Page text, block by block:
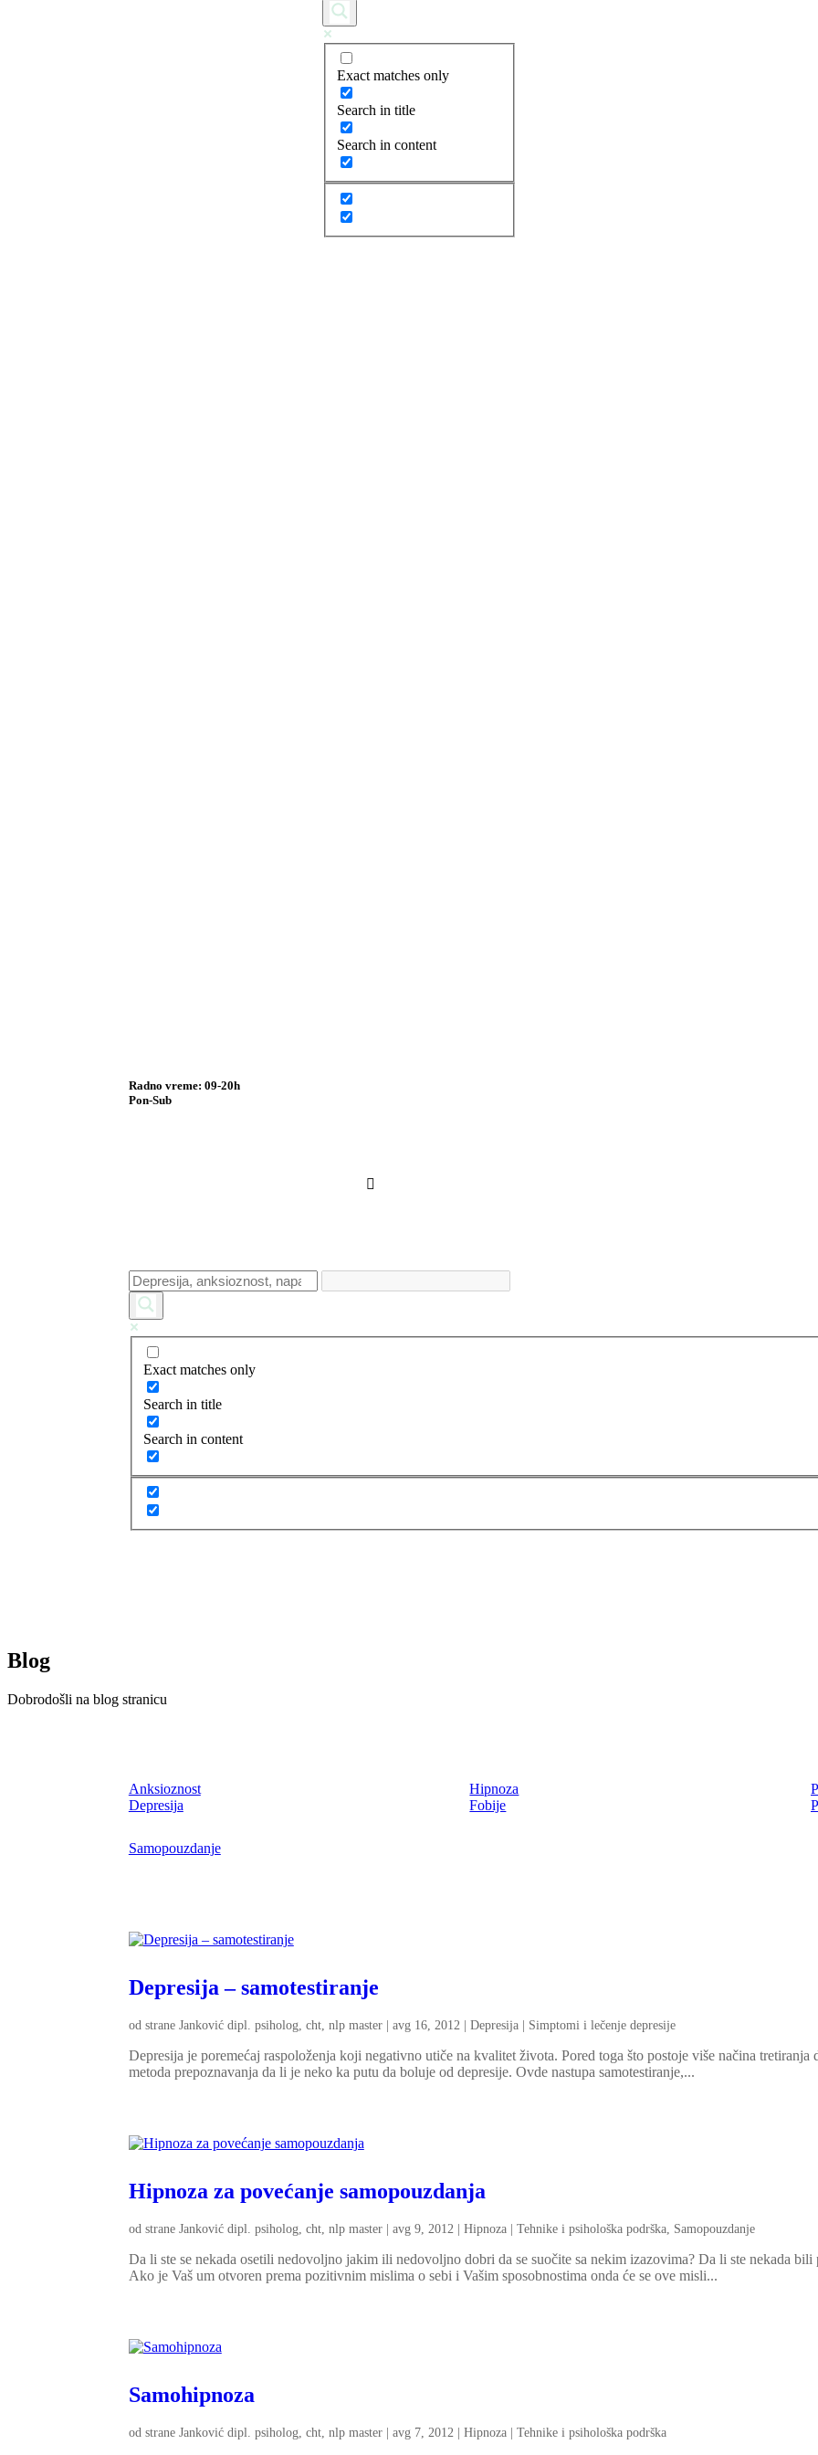
Exact matches only
Search in title
Search in content
Radno vreme: 09-20h
Pon-Sub

Exact matches only
Search in title
Search in content
Blog
Dobrodošli na blog stranicu
Anksioznost
Depresija
Samopouzdanje
Hipnoza
Fobije
Depresija – samotestiranje
od strane Janković dipl. psiholog, cht, nlp master| avg 16, 2012| Depresija | Simptomi i lečenje depresije
Depresija je poremećaj raspoloženja koji negativno utiče na kvalitet života. Pored toga što postoje više načina
metoda prepoznavanja da li je neko ka putu da boluje od depresije. Ovde nastupa samotestiranje,...
Hipnoza za povećanje samopouzdanja
od strane Janković dipl. psiholog, cht, nlp master| avg 9, 2012 Hipnoza | Tehnike i psihološka podrška, Samopouzdanje
Da li ste se nekada osetili nedovoljno jakim ili nedovoljno dobri da se suočite sa nekim izazovima? Da li ste nekada
Ako je Vaš um otvoren prema pozitivnim mislima o sebi i Vašim sposobnostima onda će se ove misli...
Samohipnoza
od strane Janković dipl. psiholog, cht, nlp master| avg 7, 2012 Hipnoza | Tehnike i psihološka podrška